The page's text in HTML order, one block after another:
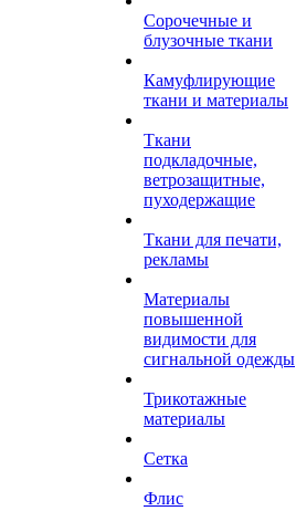
Сорочечные и
блузочные ткани
Камуфлирующие
ткани и материалы
Ткани
подкладочные,
ветрозащитные,
пуходержащие
Ткани для печати,
рекламы
Материалы
повышенной
видимости для
сигнальной одежды
Трикотажные
материалы
Сетка
Флис